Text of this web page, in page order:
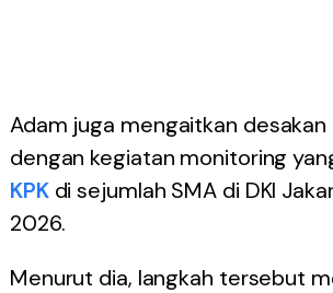
Adam juga mengaitkan
dengan kegiatan monitoring
KPKdi sejumlah SMA di DKI
2026.
Menurut dia, langkah tersebut